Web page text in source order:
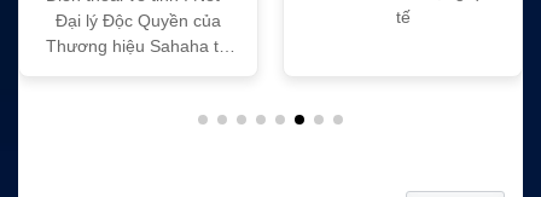
Đại lý Độc Quyền của
Thương hiệu Sahaha tại
tế